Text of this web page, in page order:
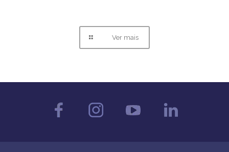
Ver mais